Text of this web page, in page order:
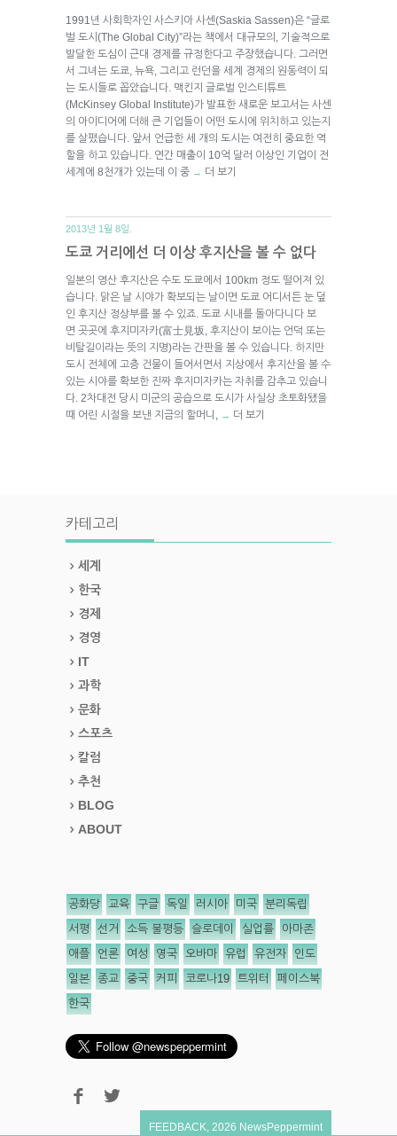
1991년 사회학자인 사스키아 사센(Saskia Sassen)은 “글로
벌 도시(The Global City)”라는 책에서 대규모의, 기술적으로
발달한 도심이 근대 경제를 규정한다고 주장했습니다. 그러면
서 그녀는 도쿄, 뉴욕, 그리고 런던을 세계 경제의 원동력이 되
는 도시들로 꼽았습니다. 맥킨지 글로벌 인스티튜트
(McKinsey Global Institute)가 발표한 새로운 보고서는 사센
의 아이디어에 더해 큰 기업들이 어떤 도시에 위치하고 있는지
를 살폈습니다. 앞서 언급한 세 개의 도시는 여전히 중요한 역
할을 하고 있습니다. 연간 매출이 10억 달러 이상인 기업이 전
세계에 8천개가 있는데 이 중 → 더 보기
2013년 1월 8일.
도쿄 거리에선 더 이상 후지산을 볼 수 없다
일본의 영산 후지산은 수도 도쿄에서 100km 정도 떨어져 있
습니다. 맑은 날 시야가 확보되는 날이면 도쿄 어디서든 눈 덮
인 후지산 정상부를 볼 수 있죠. 도쿄 시내를 돌아다니다 보
면 곳곳에 후지미자카(富士見坂, 후지산이 보이는 언덕 또는
비탈길이라는 뜻의 지명)라는 간판을 볼 수 있습니다. 하지만
도시 전체에 고층 건물이 들어서면서 지상에서 후지산을 볼 수
있는 시야를 확보한 진짜 후지미자카는 자취를 감추고 있습니
다. 2차대전 당시 미군의 공습으로 도시가 사실상 초토화됐을
때 어린 시절을 보낸 지금의 할머니,
→ 더 보기
카테고리
세계
한국
경제
경영
IT
과학
문화
스포츠
칼럼
추천
BLOG
ABOUT
공화당 교육 구글 독일 러시아 미국 분리독립
서평 선거 소득 불평등 슬로데이 실업률 아마존
애플 언론 여성 영국 오바마 유럽 유전자 인도
일본 종교 중국 커피 코로나19 트위터 페이스북
한국
FEEDBACK 2026 NewsPeppermint